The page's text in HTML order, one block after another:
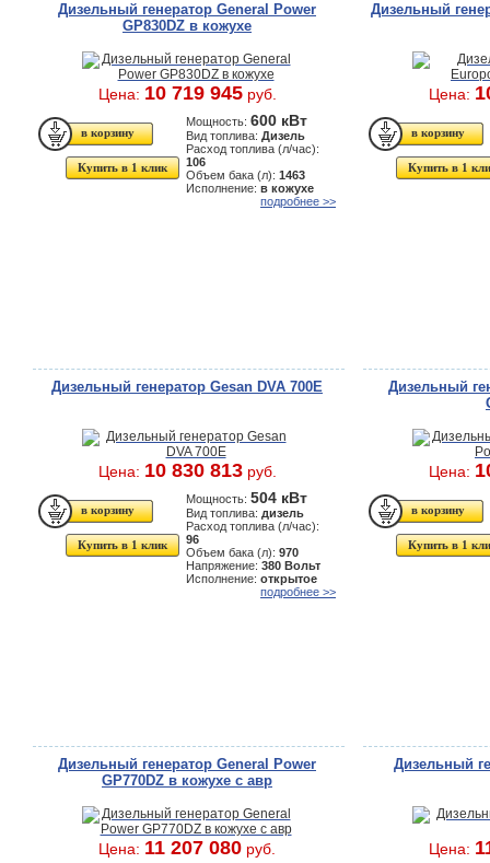
Дизельный генератор General Power
GP830DZ в кожухе
Цена: 10 719 945руб.
Купить в 1 клик
Мощность: 600 кВт
Вид топлива: Дизель
Расход топлива (л/час):
106
Объем бака (л): 1463
Исполнение: в кожухе
подробнее >>
Дизельный
Цена:
Купить в 1
Дизельный генератор Gesan DVA 700E
Цена: 10 830 813руб.
Купить в 1 клик
Мощность: 504 кВт
Вид топлива: дизель
Расход топлива (л/час):
96
Объем бака (л): 970
Напряжение: 380 Вольт
Исполнение: открытое
подробнее >>
Дизельный
Цена:
Купить в 1
Дизельный генератор General Power
GP770DZ в кожухе с авр
Цена: 11 207 080 руб.
Дизельный
Цена: